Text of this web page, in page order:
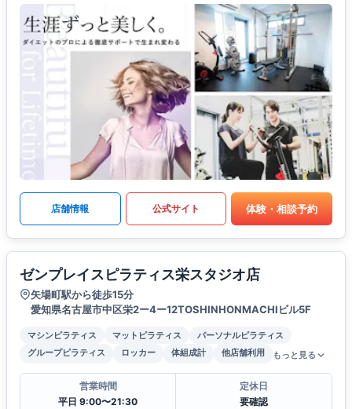
店舗情報 公式サイト 体験・相談予約
ゼンプレイスピラティス栄スタジオ店
矢場町駅から徒歩15分
愛知県名古屋市中区栄2ー4ー12TOSHINHONMACHIビル5F
マシンピラティス マットピラティス
パーソナルピラティス
グループピラティス
ロッカー 体組成計 他店舗利用 もっと見る
営業時間
平日 9:00〜21:30
定休日
要確認